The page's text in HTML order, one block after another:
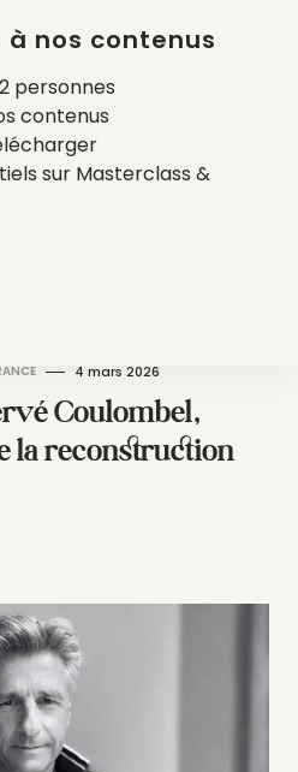
4 mars 2026
Coulombel,
la reconstruction
nos contenus
personnes
contenus
sur Masterclass &